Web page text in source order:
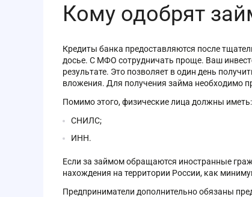
Кому одобрят
Кредиты банка предоставляются после
досье. С МФО сотрудничать проще. Ваш
результате. Это позволяет в один день
вложения. Для получения займа необходимо
Помимо этого, физические лица должны иметь:
СНИЛС;
ИНН.
Если за займом обращаются иностранные
нахождения на территории России, как
Предприниматели дополнительно обязаны